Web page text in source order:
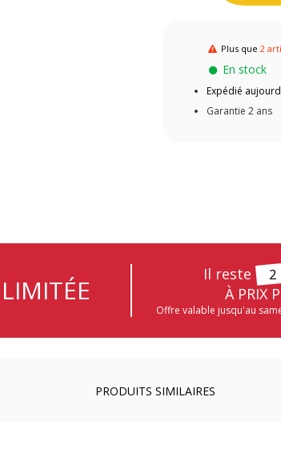
Plus que2
En stock
Expédié
Garantie 2 ans
Il reste 2
À PRIX
Offre valable jusqu'au
PRODUITS SIMILAIRES